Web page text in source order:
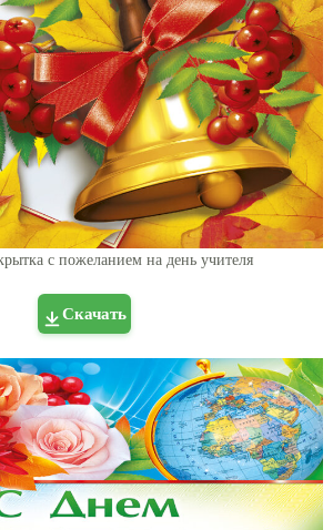
с пожеланием на день учителя
Скачать